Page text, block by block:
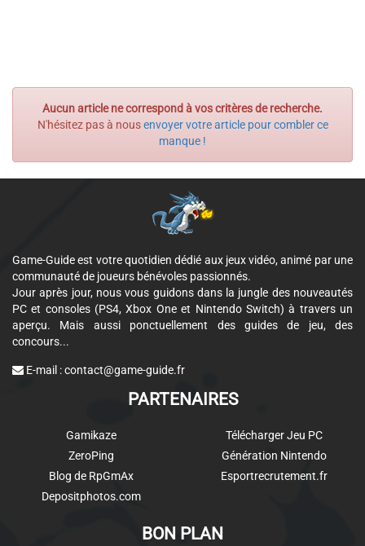
Aucun article ne correspond à vos critères de recherche.
N'hésitez pas à nousenvoyer votre article pour combler ce
manque !
Game-Guide est votre quotidien dédié aux jeux vidéo, animé par une
communauté de joueurs bénévoles passionnés.
Jour après jour, nous vous guidons dans la jungle des nouveautés
PC et consoles (PS4, Xbox One et Nintendo Switch) à travers un
aperçu. Mais aussi ponctuellement des guides de jeu, des
concours...
E-mail :contact@game-guide.fr
PARTENAIRES
Gamikaze
ZeroPing
Blog de RpGmAx
Depositphotos.com
Télécharger Jeu PC
Génération Nintendo
Esportrecrutement.fr
BON PLAN